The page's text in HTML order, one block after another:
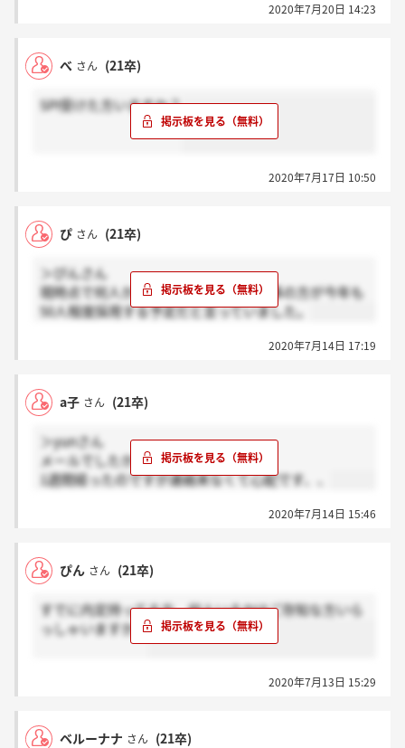
2020年7月20日 14:23
べ さん (21卒)
SPI受けた方いますか？
2020年7月17日 10:50
ぴ さん (21卒)
＞ぴんさん
現時点で何人かはわかりませんが、人事の方が今年も
50人程度採用する予定だと言っていました。
2020年7月14日 17:19
a子 さん (21卒)
＞yunさん
メールでしたか？電話でしたか？
1週間経ったのですが連絡来なくて心配です、、
2020年7月14日 15:46
ぴん さん (21卒)
すでに内定持ってる方、何人いるかはご存知な方いら
っしゃいますか？
2020年7月13日 15:29
ベルーナナ さん (21卒)